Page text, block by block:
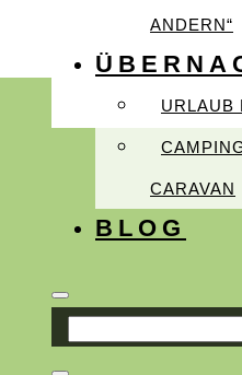
ANDERN“
URLAUB
CARAVAN
BLOG